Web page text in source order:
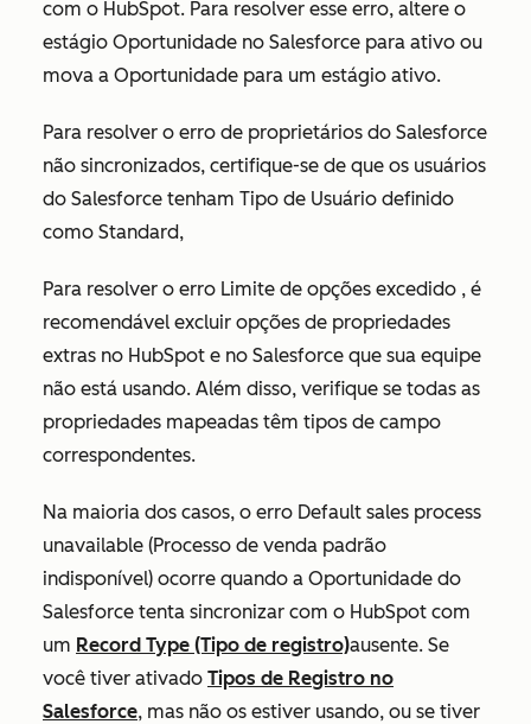
com o HubSpot. Para resolver esse erro, altere o
estágio Oportunidade no Salesforce para ativo ou
mova a Oportunidade para um estágio ativo.
Para resolver o erro de proprietários do Salesforce
não sincronizados, certifique-se de que os usuários
do Salesforce tenham Tipo de Usuário definido
como Standard,
Para resolver o erro Limite de opções excedido , é
recomendável excluir opções de propriedades
extras no HubSpot e no Salesforce que sua equipe
não está usando. Além disso, verifique se todas as
propriedades mapeadas têm tipos de campo
correspondentes.
Na maioria dos casos, o erro Default sales process
unavailable (Processo de venda padrão
indisponível) ocorre quando a Oportunidade do
Salesforce tenta sincronizar com o HubSpot com
um Record Type (Tipo de registro)ausente. Se
você tiver ativado Tipos de Registro no
Salesforce, mas não os estiver usando, ou se tiver